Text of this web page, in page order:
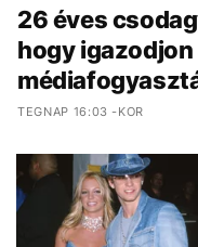
26 éves
hogy
TEGNAP 16:03 -KOR